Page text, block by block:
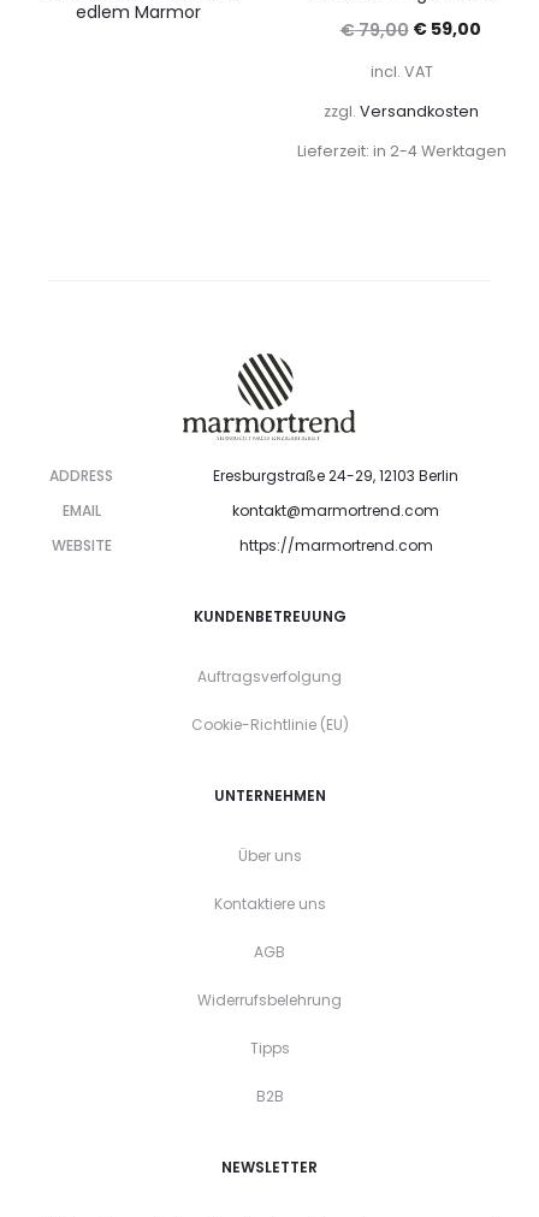
edlem Marmor
€79,00
Preis
war:
€59,00
incl. VAT
zzgl. Versandkosten
Lieferzeit: in 2-4 Werktagen
ADDRESS
Eresburgstraße 24-29, 12103 Berlin
EMAIL
kontakt@marmortrend.com
WEBSITE
https://marmortrend.com
KUNDENBETREUUNG
Auftragsverfolgung
Cookie-Richtlinie (EU)
UNTERNEHMEN
Über uns
Kontaktiere uns
AGB
Widerrufsbelehrung
Tipps
B2B
NEWSLETTER